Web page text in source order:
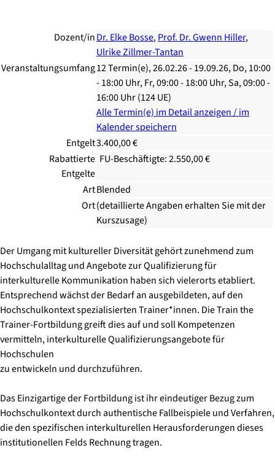
Dozent/inDr. Elke Bosse,Prof. Dr. Gwenn Hiller,
Ulrike Zillmer-Tantan
Veranstaltungsumfang12 Termin(e), 26.02.26 - 19.09.26, Do, 10:00
- 18:00 Uhr, Fr, 09:00 - 18:00 Uhr, Sa, 09:00 -
16:00 Uhr (124 UE)
Alle Termin(e) im Detail anzeigen / im
Kalender speichern
Entgelt3.400,00 €
Rabattierte
Entgelte
FU-Beschäftigte: 2.550,00 €
ArtBlended
Ort(detaillierte Angaben erhalten Sie mit der
Kurszusage)
Der Umgang mit kultureller Diversität gehört zunehmend zum
Hochschulalltag und Angebote zur Qualifizierung für
interkulturelle Kommunikation haben sich vielerorts etabliert.
Entsprechend wächst der Bedarf an ausgebildeten, auf den
Hochschulkontext spezialisierten Trainer*innen. Die Train the
Trainer-Fortbildung greift dies auf und soll Kompetenzen
vermitteln, interkulturelle Qualifizierungsangebote für
Hochschulen
zu entwickeln und durchzuführen.
Das Einzigartige der Fortbildung ist ihr eindeutiger Bezug zum
Hochschulkontext durch authentische Fallbeispiele und Verfahren,
die den spezifischen interkulturellen Herausforderungen dieses
institutionellen Felds Rechnung tragen.